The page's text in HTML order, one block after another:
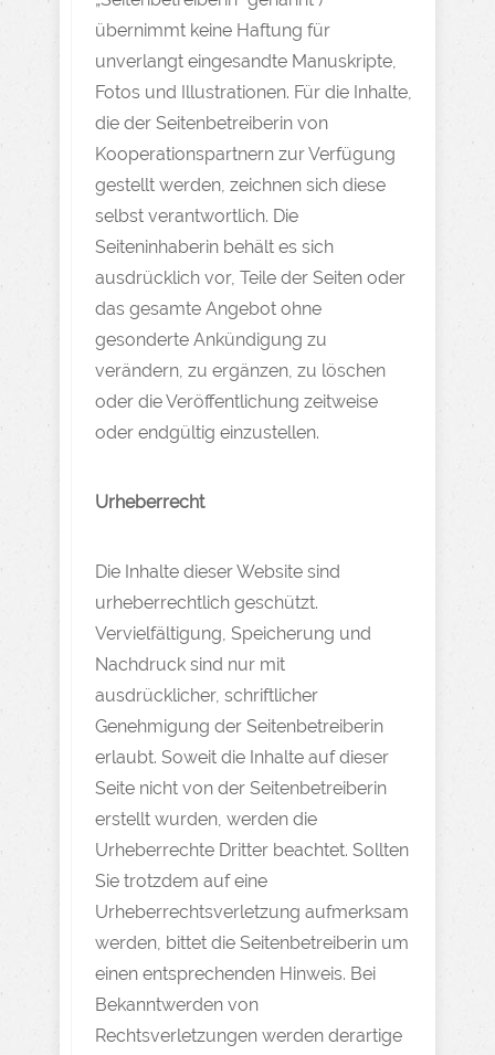
übernimmt keine Haftung für
unverlangt eingesandte Manuskripte,
Fotos und Illustrationen. Für die Inhalte,
die der Seitenbetreiberin von
Kooperationspartnern zur Verfügung
gestellt werden, zeichnen sich diese
selbst verantwortlich. Die
Seiteninhaberin behält es sich
ausdrücklich vor, Teile der Seiten oder
das gesamte Angebot ohne
gesonderte Ankündigung zu
verändern, zu ergänzen, zu löschen
oder die Veröffentlichung zeitweise
oder endgültig einzustellen.
Urheberrecht
Die Inhalte dieser Website sind
urheberrechtlich geschützt.
Vervielfältigung, Speicherung und
Nachdruck sind nur mit
ausdrücklicher, schriftlicher
Genehmigung der Seitenbetreiberin
erlaubt. Soweit die Inhalte auf dieser
Seite nicht von der Seitenbetreiberin
erstellt wurden, werden die
Urheberrechte Dritter beachtet. Sollten
Sie trotzdem auf eine
Urheberrechtsverletzung aufmerksam
werden, bittet die Seitenbetreiberin um
einen entsprechenden Hinweis. Bei
Bekanntwerden von
Rechtsverletzungen werden derartige